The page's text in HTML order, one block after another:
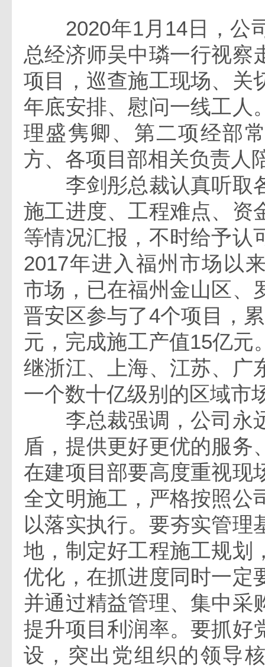
2020年1月14日，公
总经济师吴中璘一行视察
项目，巡查施工现场、关
年底安排、慰问一线工人
理盛隽卿、第二项经部
方、各项目部相关负责人
李剑彤总裁认真听取
施工进度、工程难点、资
等情况汇报，不时给予认
2017年进入福州市场以
市场，已在福州金山区、
晋安区参与了4个项目，
元，完成施工产值15亿元
继浙江、上海、江苏、广
一个数十亿级别的区域市
李总裁强调，公司永
盾，提供更好更优的服务
在建项目部要高度重视现
全文明施工，严格按照公
以落实执行。要夯实管理
地，制定好工程施工规划
优化，在抓进度同时一定
并通过精益管理、集中采
提升项目利润率。要抓好
设，突出党组织的领导